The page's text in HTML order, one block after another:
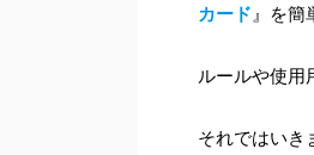
カード』を簡
ルールや使用
それではいき